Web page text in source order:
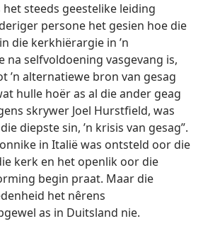
steeds geestelike leiding
persone het gesien hoe die
die kerkhiërargie in ’n
na selfvoldoening vasgevang is,
’n alternatiewe bron van gesag
hulle hoër as al die ander geag
skrywer Joel Hurstfield, was
diepste sin, ’n krisis van gesag”.
in Italië was ontsteld oor die
kerk en het openlik oor die
begin praat. Maar die
het nêrens
as in Duitsland nie.